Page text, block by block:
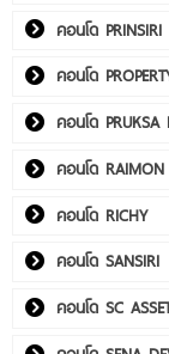
คอนโด PRINSIRI
คอนโด
คอนโด PRUKSA
คอนโด
คอนโด RICHY
คอนโด SANSIRI
คอนโด SC